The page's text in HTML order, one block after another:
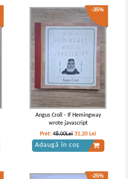
-35%
Angus Croll - If Hemingway
wrote javascript
Pret:48,00Lei 31,20 Lei
Adaugă în coș
-25%